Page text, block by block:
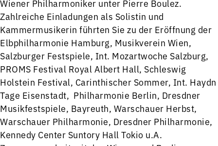
Wiener Philharmoniker unter Pierre Boulez.
Zahlreiche Einladungen als Solistin und
Kammermusikerin führten Sie zu der Eröffnung der
Elbphilharmonie Hamburg, Musikverein Wien,
Salzburger Festspiele, Int. Mozartwoche Salzburg,
PROMS Festival Royal Albert Hall, Schleswig
Holstein Festival, Carinthischer Sommer, Int. Haydn
Tage Eisenstadt, Philharmonie Berlin, Dresdner
Musikfestspiele, Bayreuth, Warschauer Herbst,
Warschauer Philharmonie, Dresdner Philharmonie,
Kennedy Center Suntory Hall Tokio u.A.